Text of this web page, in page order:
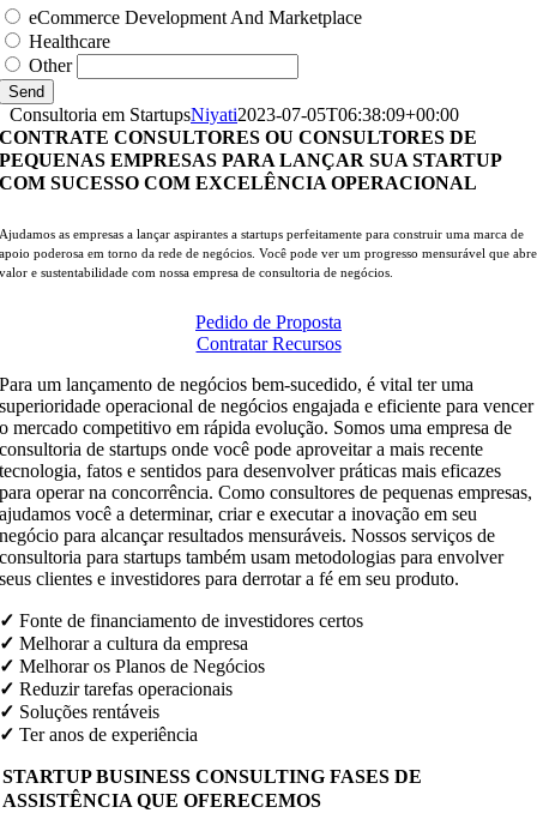
eCommerce Development And Marketplace
Healthcare
Other
Send
Consultoria em StartupsNiyati2023-07-05T06:38:09+00:00
CONTRATE CONSULTORES OU CONSULTORES DE
PEQUENAS EMPRESAS PARA LANÇAR SUA STARTUP
COM SUCESSO COM EXCELÊNCIA OPERACIONAL
Ajudamos as empresas a lançar aspirantes a startups perfeitamente para construir uma marca de
apoio poderosa em torno da rede de negócios. Você pode ver um progresso mensurável que abre
valor e sustentabilidade com nossa empresa de consultoria de negócios.
Pedido de Proposta
Contratar Recursos
Para um lançamento de negócios bem-sucedido, é vital ter uma
superioridade operacional de negócios engajada e eficiente para vencer
o mercado competitivo em rápida evolução. Somos uma empresa de
consultoria de startups onde você pode aproveitar a mais recente
tecnologia, fatos e sentidos para desenvolver práticas mais eficazes
para operar na concorrência. Como consultores de pequenas empresas,
ajudamos você a determinar, criar e executar a inovação em seu
negócio para alcançar resultados mensuráveis. Nossos serviços de
consultoria para startups também usam metodologias para envolver
seus clientes e investidores para derrotar a fé em seu produto.
✓Fonte de financiamento de investidores certos
✓Melhorar a cultura da empresa
✓Melhorar os Planos de Negócios
✓Reduzir tarefas operacionais
✓ Soluções rentáveis
✓Ter anos de experiência
STARTUP BUSINESS CONSULTING FASES DE
ASSISTÊNCIA QUE OFERECEMOS